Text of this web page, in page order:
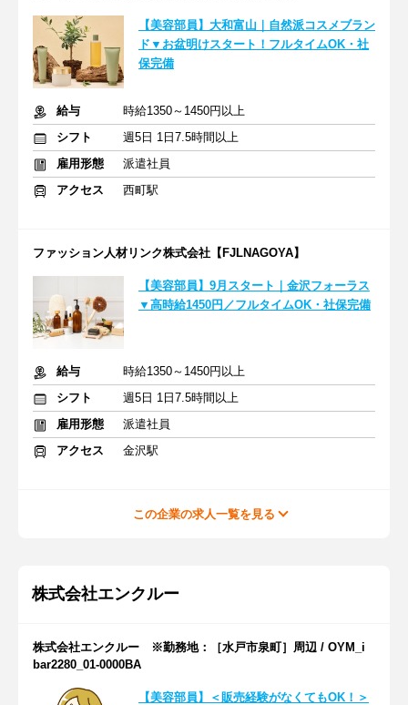
【美容部員】大和富山｜自然派コスメブラン
ド▼お盆明けスタート！フルタイムOK・社
保完備
給与
時給1350～1450円以上
シフト
週5日 1日7.5時間以上
雇用形態
派遣社員
アクセス
西町駅
ファッション人材リンク株式会社【FJLNAGOYA】
【美容部員】9月スタート｜金沢フォーラス
▼高時給1450円／フルタイムOK・社保完備
給与
時給1350～1450円以上
シフト
週5日 1日7.5時間以上
雇用形態
派遣社員
アクセス
金沢駅
この企業の求人一覧を見る
株式会社エンクルー
株式会社エンクルー ※勤務地：［水戸市泉町］周辺 / OYM_i
bar2280_01-0000BA
【美容部員】＜販売経験がなくてもOK！＞